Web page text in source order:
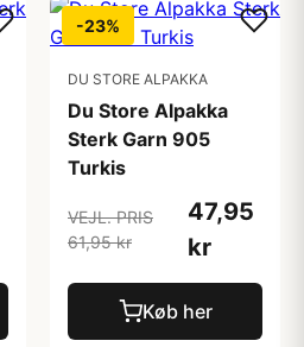
-23%
DU STORE ALPAKKA
Du Store Alpakka
Sterk Garn 905
Turkis
VEJL. PRIS
61,95 kr
47,95
kr
Køb her